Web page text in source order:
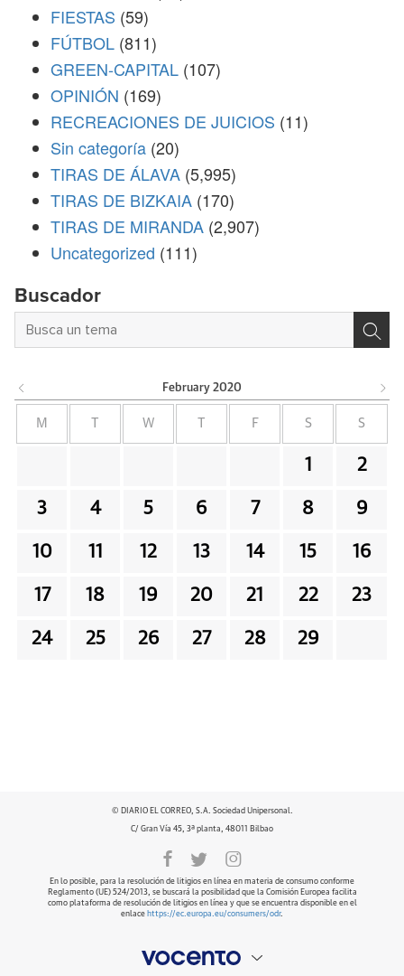
FIESTAS (59)
FÚTBOL (811)
GREEN-CAPITAL (107)
OPINIÓN (169)
RECREACIONES DE JUICIOS (11)
Sin categoría (20)
TIRAS DE ÁLAVA (5,995)
TIRAS DE BIZKAIA (170)
TIRAS DE MIRANDA (2,907)
Uncategorized (111)
Buscador
February 2020
M W F S S
1 2
3 4 5 6 7 8 9
10 11 12 13 14 15 16
17 18 19 20 21 22 23
24 25 26 27 28 29
© DIARIO EL CORREO, S.A. Sociedad Unipersonal.
C/ Gran Vía 45, 3ª planta, 48011 Bilbao
En lo posible, para la resolución de litigios en línea en materia de consumo conforme
Reglamento (UE) 524/2013, se buscará la posibilidad que la Comisión Europea facilita
como plataforma de resolución de litigios en línea y que se encuentra disponible en el
enlace https://ec.europa.eu/consumers/odr.